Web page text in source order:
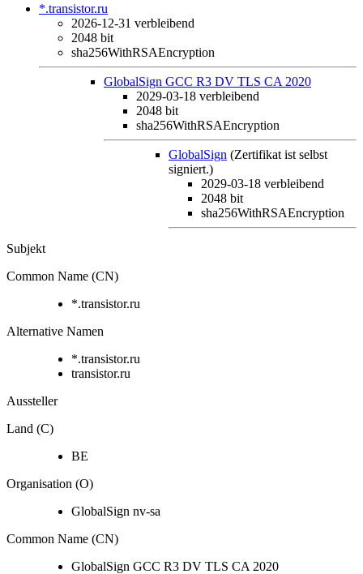
*.transistor.ru
2026-12-31 verbleibend
2048 bit
sha256WithRSAEncryption
GlobalSign GCC R3 DV TLS CA 2020
2029-03-18 verbleibend
2048 bit
sha256WithRSAEncryption
GlobalSign (Zertifikat ist selbst
signiert.)
2029-03-18 verbleibend
2048 bit
sha256WithRSAEncryption
Subjekt
Common Name (CN)
*.transistor.ru
Alternative Namen
*.transistor.ru
transistor.ru
Aussteller
Land (C)
BE
Organisation (O)
GlobalSign nv-sa
Common Name (CN)
GlobalSign GCC R3 DV TLS CA 2020